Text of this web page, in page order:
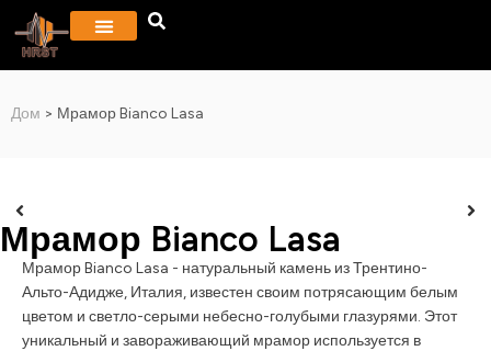
Дом > Мрамор Bianco Lasa
Мрамор Bianco Lasa
Мрамор Bianco Lasa - натуральный камень из Трентино-
Альто-Адидже, Италия, известен своим потрясающим белым
цветом и светло-серыми небесно-голубыми глазурями. Этот
уникальный и завораживающий мрамор используется в